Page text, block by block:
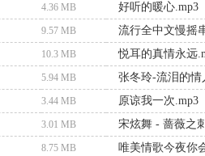
4.36 MB
好听的暖心.mp3
9.57 MB
流行全中文慢摇
10.3 MB
悦耳的真情永远
5.94 MB
张冬玲-流泪的情
3.44 MB
原谅我一次.mp3
3.01 MB
宋炫舞 - 蔷薇之
8.75 MB
唯美情歌今夜你